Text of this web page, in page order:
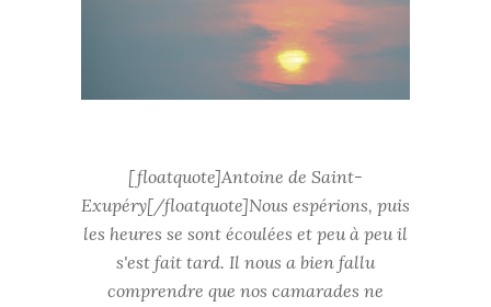
[floatquote]Antoine de Saint-
Exupéry[/floatquote]Nous espérions, puis
les heures se sont écoulées et peu à peu il
s'est fait tard. Il nous a bien fallu
comprendre que nos camarades ne